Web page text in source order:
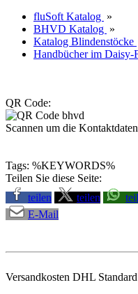
fluSoft Katalog »
BHVD Katalog »
Katalog Blindenstöcke
Handbücher im
QR Code:
Scannen um die
Tags: %KEYWORDS%
Teilen Sie diese Seite:
teilen
teilen
E-Mail
Versandkosten DHL